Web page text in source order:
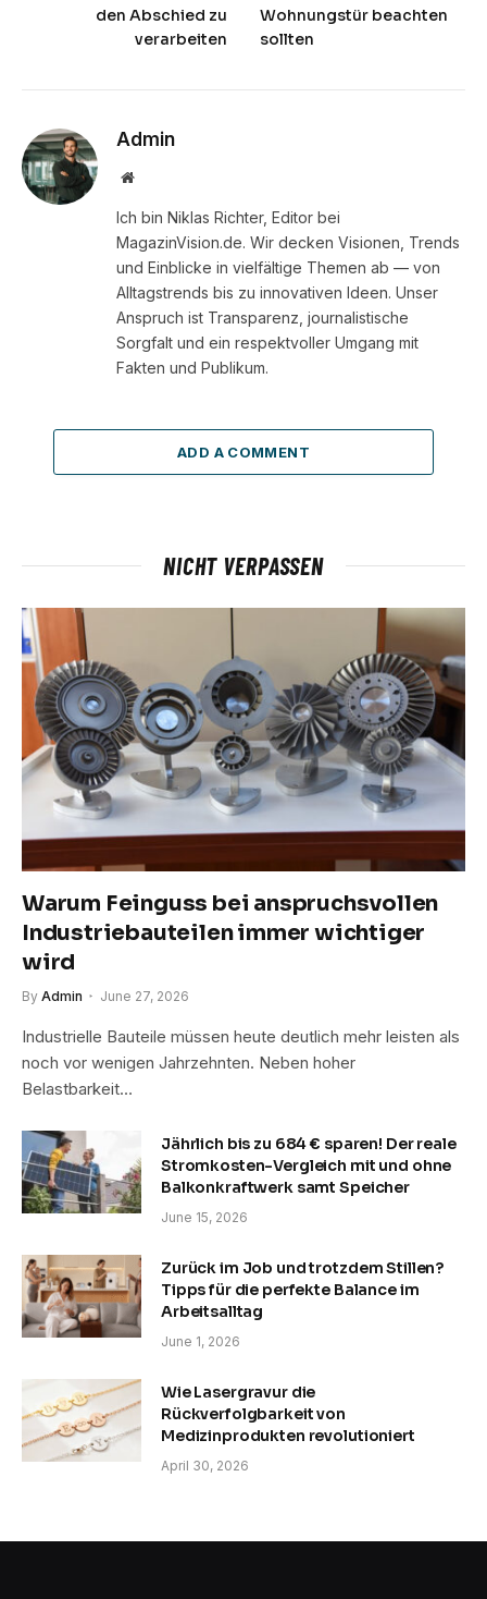
den Abschied zu
verarbeiten
Wohnungstür beachten
sollten
Admin
Website
Ich bin Niklas Richter, Editor bei
MagazinVision.de. Wir decken Visionen, Trends
und Einblicke in vielfältige Themen ab — von
Alltagstrends bis zu innovativen Ideen. Unser
Anspruch ist Transparenz, journalistische
Sorgfalt und ein respektvoller Umgang mit
Fakten und Publikum.
ADD A COMMENT
NICHT VERPASSEN
Warum Feinguss bei anspruchsvollen
Industriebauteilen immer wichtiger
wird
By Admin June 27, 2026
Industrielle Bauteile müssen heute deutlich mehr leisten als
noch vor wenigen Jahrzehnten. Neben hoher
Belastbarkeit…
Jährlich bis zu 684 € sparen! Der reale
Stromkosten-Vergleich mit und ohne
Balkonkraftwerk samt Speicher
June 15, 2026
Zurück im Job und trotzdem Stillen?
Tipps für die perfekte Balance im
Arbeitsalltag
June 1, 2026
Wie Lasergravur die
Rückverfolgbarkeit von
Medizinprodukten revolutioniert
April 30, 2026